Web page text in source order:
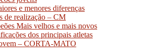
e menores diferenças
de realização – CM
Mais velhos e mais novos
dos principais atletas
– CORTA-MATO